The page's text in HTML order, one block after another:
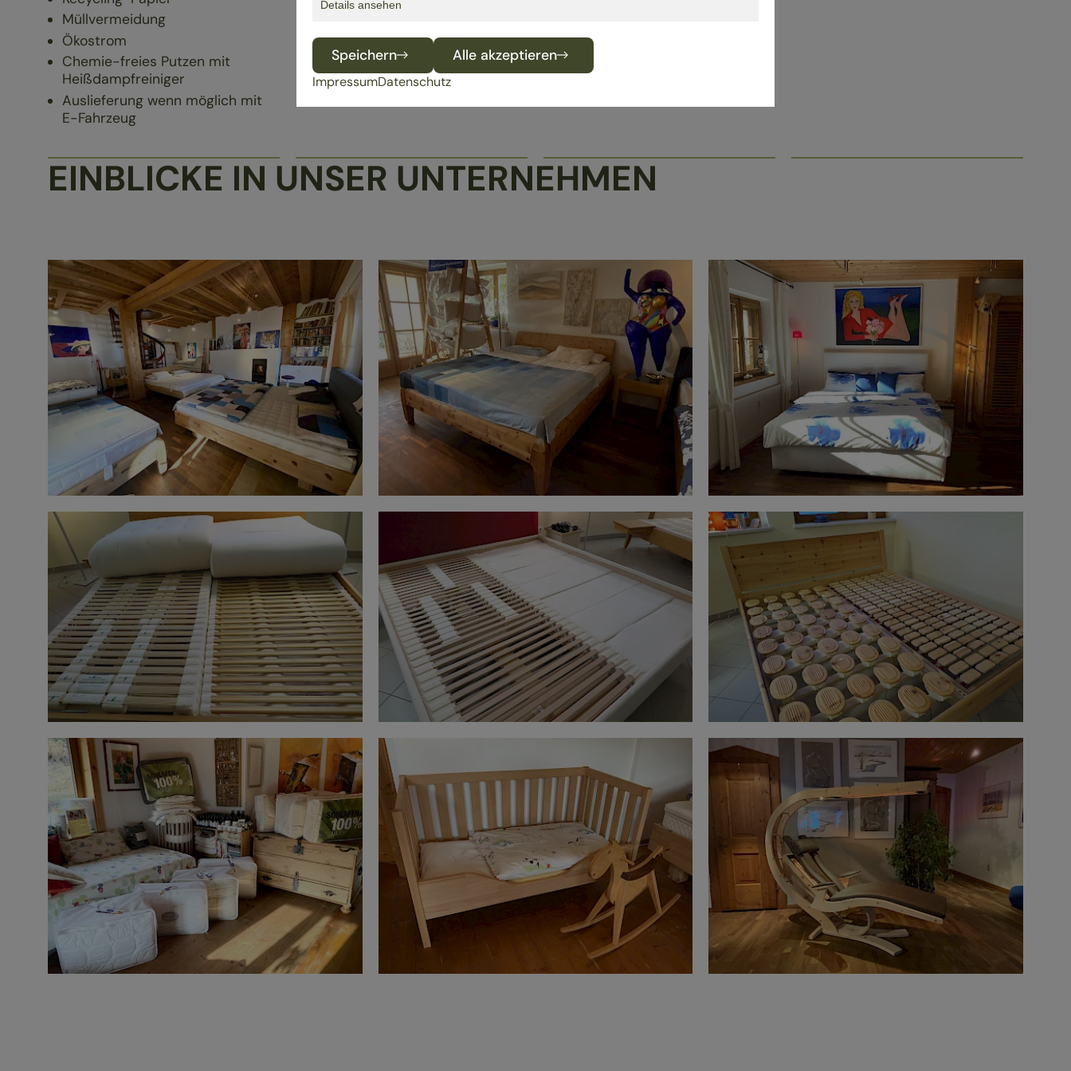
Müllvermeidung
Ökostrom
Chemie-freies Putzen mit
Heißdampfreiniger
Auslieferung wenn möglich mit
E-Fahrzeug
EINBLICKE IN UNSER UNTERNEHMEN
Details ansehen
Speichern Alle akzeptieren
ImpressumDatenschutz